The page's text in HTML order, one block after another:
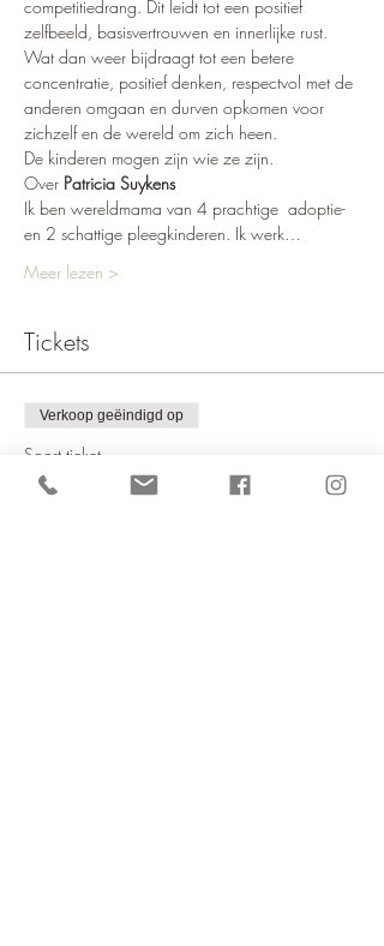
competitiedrang. Dit leidt tot een positief
zelfbeeld, basisvertrouwen en innerlijke rust.
Wat dan weer bijdraagt tot een betere
concentratie, positief denken, respectvol met de
anderen omgaan en durven opkomen voor
zichzelf en de wereld om zich heen.
De kinderen mogen zijn wie ze zijn.
Over Patricia Suykens
Ik ben wereldmama van 4 prachtige  adoptie-
en 2 schattige pleegkinderen. Ik werk…
Meer lezen >
Tickets
Verkoop geëindigd op
Soort ticket
Kinder yoga & crea